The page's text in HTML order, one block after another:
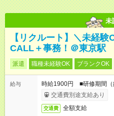
未
【リクルート】＼未経
CALL＋事務！＠東京駅
派遣 職種未経験OK ブランクOK
給与
時給1900円 ■研修期間（
交通費別途支給あり
交通費 全額支給